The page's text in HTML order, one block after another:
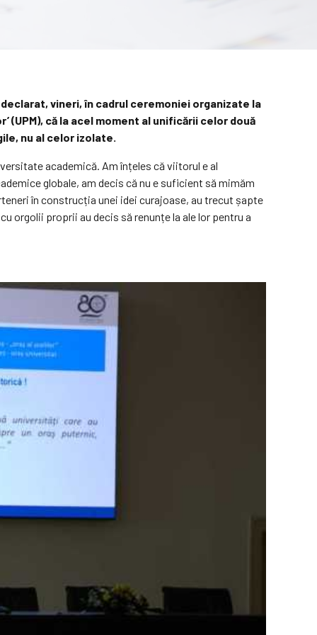
vineri, în cadrul ceremoniei organizate la
(UPM), că la acel moment al unificării celor două
nu al celor izolate.
academică. Am înțeles că viitorul e al
globale, am decis că nu e suficient să mimăm
în construcția unei idei curajoase, au trecut șapte
orgolii proprii au decis să renunțe la ale lor pentru a